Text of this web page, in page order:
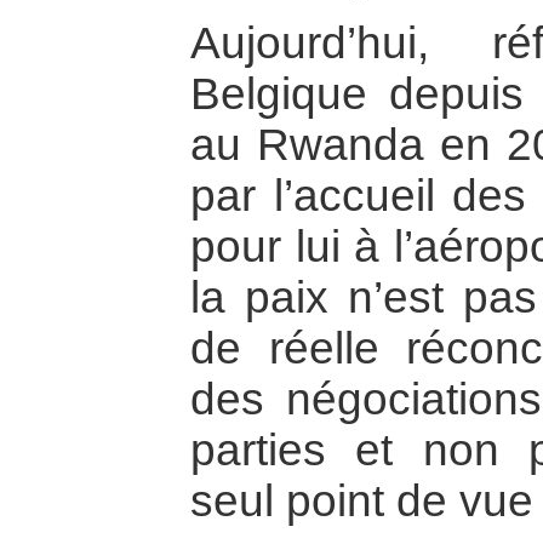
Aujourd’hui,
Belgique
au Rwanda en
par l’accueil
pour lui à
la paix n’est
de réelle
des
parties et non
seul point de vue